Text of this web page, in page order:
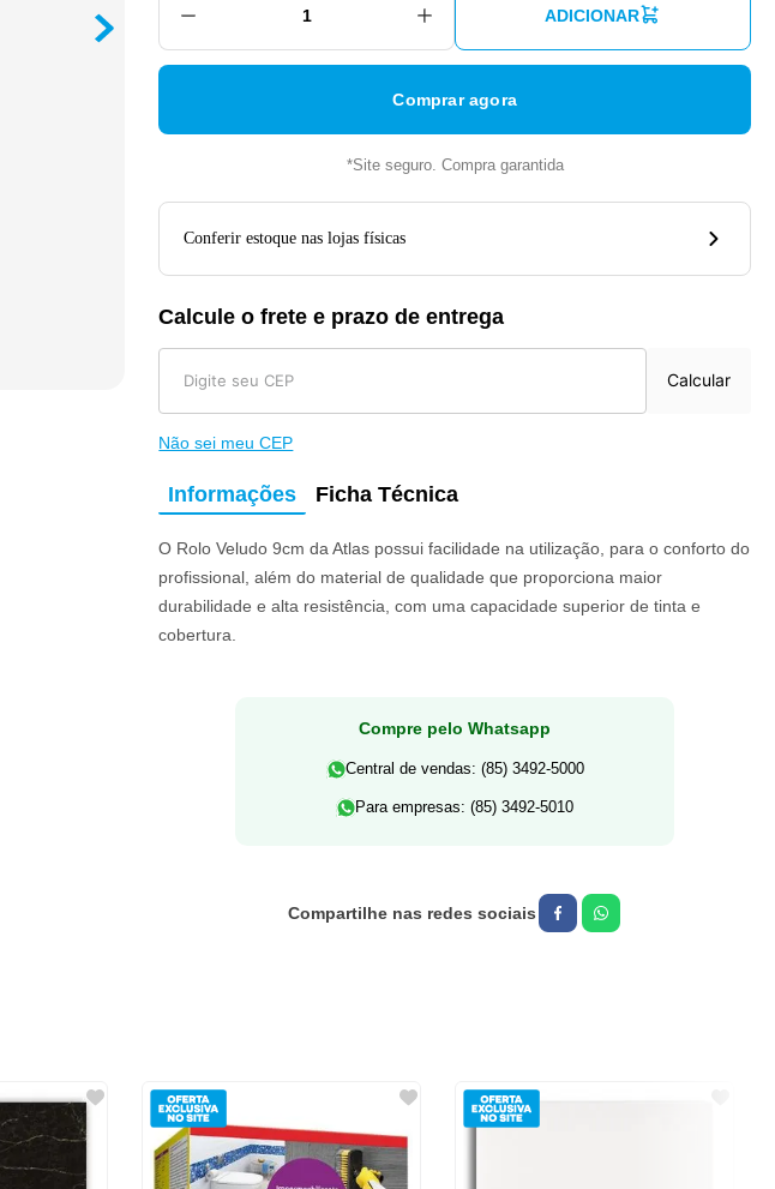
ADICIONAR
Comprar agora
*Site seguro. Compra garantida
Conferir estoque nas lojas físicas
Calcule o frete e prazo de entrega
Calcular
Não sei meu CEP
Informações Ficha Técnica
O Rolo Veludo 9cm da Atlas possui facilidade na utilização, para o conforto do
profissional, além do material de qualidade que proporciona maior
durabilidade e alta resistência, com uma capacidade superior de tinta e
cobertura.
Compre pelo Whatsapp
Central de vendas: (85) 3492-5000
Para empresas: (85) 3492-5010